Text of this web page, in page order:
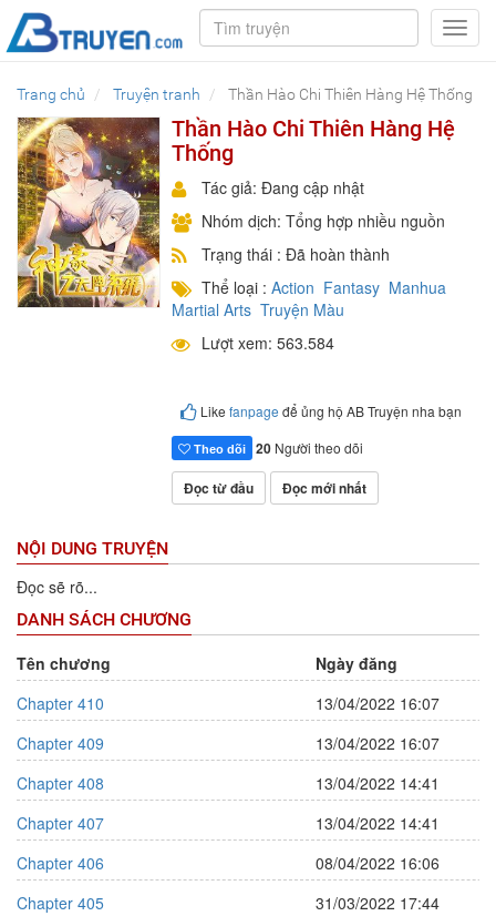
Trang chủ Truyện tranh Thần Hào Chi Thiên Hàng Hệ Thống
Thần Hào Chi Thiên Hàng Hệ
Thống
Tác giả: Đang cập nhật
Nhóm dịch: Tổng hợp nhiều nguồn
Trạng thái : Đã hoàn thành
Thể loại : Action Fantasy Manhua
Martial Arts Truyện Màu
Lượt xem: 563.584
Like fanpage để ủng hộ AB Truyện nha bạn
Theo dõi 20 Người theo dõi
Đọc từ đầu Đọc mới nhất
NỘI DUNG TRUYỆN
Đọc sẽ rõ...
DANH SÁCH CHƯƠNG
Tên chương
Ngày đăng
Chapter 410
13/04/2022 16:07
Chapter 409
13/04/2022 16:07
Chapter 408
13/04/2022 14:41
Chapter 407
13/04/2022 14:41
Chapter 406
08/04/2022 16:06
Chapter 405
31/03/2022 17:44